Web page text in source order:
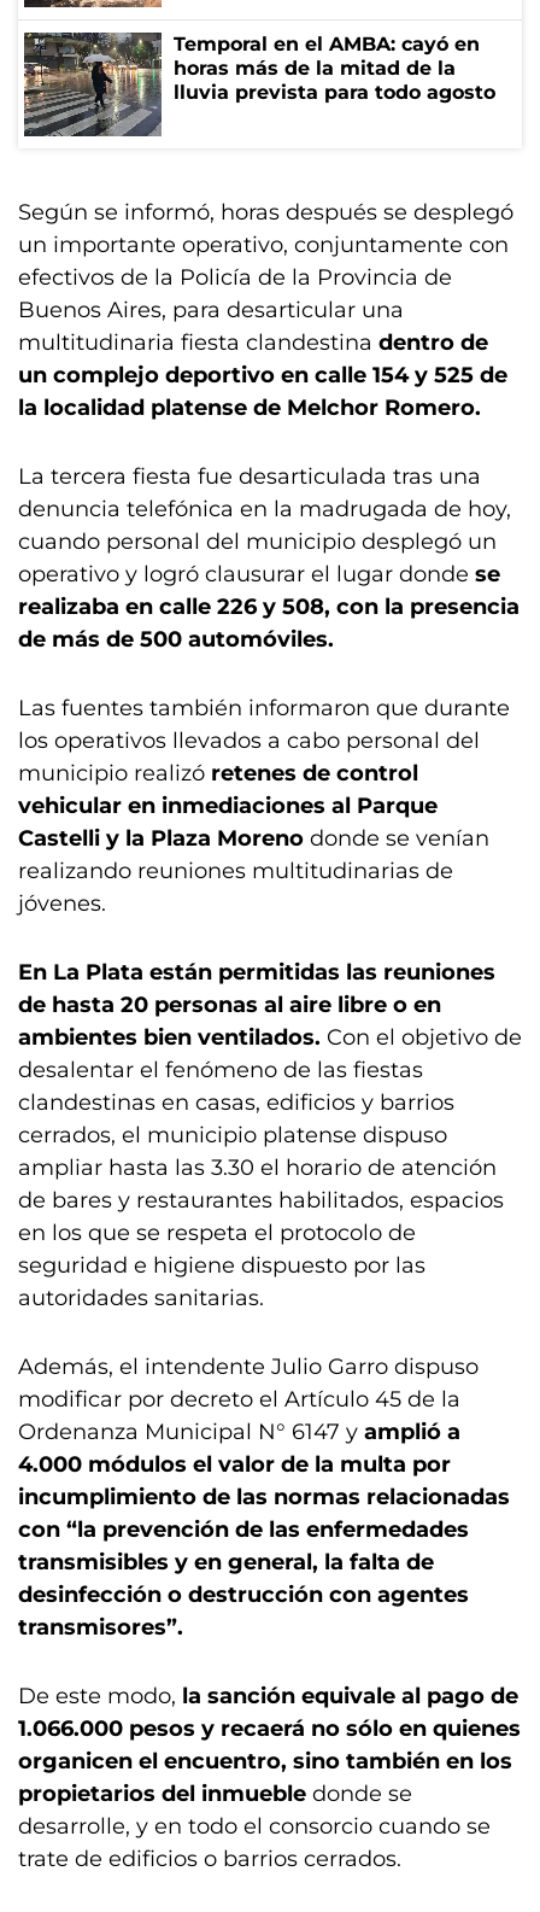
Temporal en el AMBA: cayó en
horas más de la mitad de la
lluvia prevista para todo agosto
Según se informó, horas después se desplegó
un importante operativo, conjuntamente con
efectivos de la Policía de la Provincia de
Buenos Aires, para desarticular una
multitudinaria fiesta clandestina dentro de
un complejo deportivo en calle 154 y 525 de
la localidad platense de Melchor Romero.
La tercera fiesta fue desarticulada tras una
denuncia telefónica en la madrugada de hoy,
cuando personal del municipio desplegó un
operativo y logró clausurar el lugar donde se
realizaba en calle 226 y 508, con la presencia
de más de 500 automóviles.
Las fuentes también informaron que durante
los operativos llevados a cabo personal del
municipio realizó retenes de control
vehicular en inmediaciones al Parque
Castelli y la Plaza Moreno donde se venían
realizando reuniones multitudinarias de
jóvenes.
En La Plata están permitidas las reuniones
de hasta 20 personas al aire libre o en
ambientes bien ventilados. Con el objetivo de
desalentar el fenómeno de las fiestas
clandestinas en casas, edificios y barrios
cerrados, el municipio platense dispuso
ampliar hasta las 3.30 el horario de atención
de bares y restaurantes habilitados, espacios
en los que se respeta el protocolo de
seguridad e higiene dispuesto por las
autoridades sanitarias.
Además, el intendente Julio Garro dispuso
modificar por decreto el Artículo 45 de la
Ordenanza Municipal N° 6147 y amplió a
4.000 módulos el valor de la multa por
incumplimiento de las normas relacionadas
con “la prevención de las enfermedades
transmisibles y en general, la falta de
desinfección o destrucción con agentes
transmisores”.
De este modo, la sanción equivale al pago de
1.066.000 pesos y recaerá no sólo en quienes
organicen el encuentro, sino también en los
propietarios del inmueble donde se
desarrolle, y en todo el consorcio cuando se
trate de edificios o barrios cerrados.